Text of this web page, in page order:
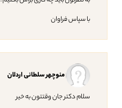
با سپاس فراوان
منوچهر سلطانی اردلان
سلام دکتر جان وقتتون به خیر